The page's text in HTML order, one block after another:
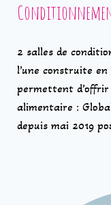
2 salles de
l’une construite
permettent
alimentaire :
depuis mai 2019